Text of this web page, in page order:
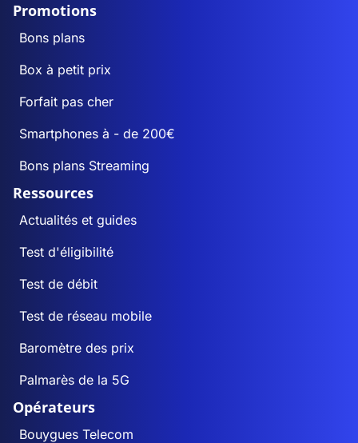
Promotions
Bons plans
Box à petit prix
Forfait pas cher
Smartphones à - de 200€
Bons plans Streaming
Ressources
Actualités et guides
Test d'éligibilité
Test de débit
Test de réseau mobile
Baromètre des prix
Palmarès de la 5G
Opérateurs
Bouygues Telecom